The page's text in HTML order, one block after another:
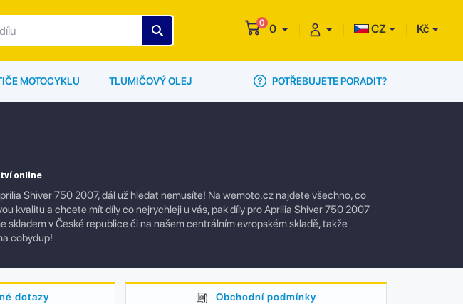
0 0 CZ Kč
MOTOCYKLU TLUMIČOVÝ OLEJ POTŘEBUJETE PORADIT?
online
Shiver 750 2007, dál už hledat nemusíte! Na wemoto.cz najdete všechno, co
kvalitu a chcete mít díly co nejrychleji u vás, pak díly pro Aprilia Shiver 750 2007
skladem v České republice či na našem centrálním evropském skladě, takže
cobydup!
dotazy Obchodní podmínky